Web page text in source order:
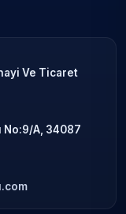
Ve Ticaret
No:9/A, 34087